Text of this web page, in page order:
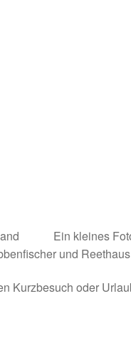
Ein kleines
und
Kurzbesuch oder